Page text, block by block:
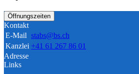
Öffnungszeiten
Kontakt
E-Mail stabs@bs.ch
Kanzlei +41 61 267 86 01
Adresse
Links